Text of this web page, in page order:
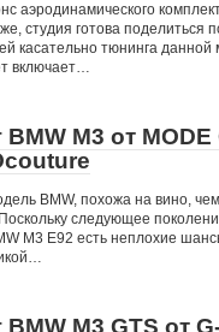
аэродинамического
студия готова поделиться
касательно тюнинга данной
включает…
M3 от
BMW, похожа на вино,
следующее
M3 E92 есть неплохие
M3 GTS от